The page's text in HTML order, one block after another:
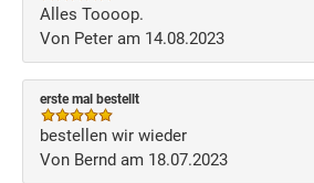
Alles Toooop.
Von Peter am 14.08.2023
erste mal bestellt
bestellen wir wieder
Von Bernd am 18.07.2023